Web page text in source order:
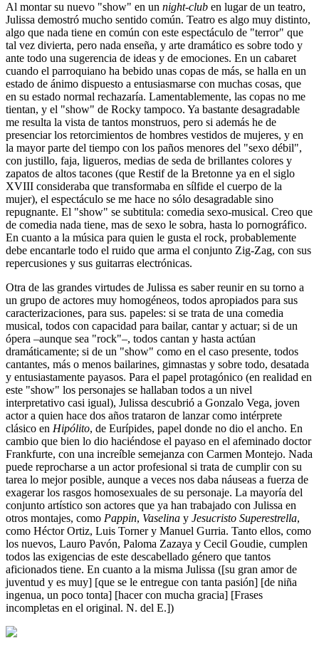
Al montar su nuevo "show" en un night-club en lugar de un teatro,
Julissa demostró mucho sentido común. Teatro es algo muy distinto,
algo que nada tiene en común con este espectáculo de "terror" que
tal vez divierta, pero nada enseña, y arte dramático es sobre todo y
ante todo una sugerencia de ideas y de emociones. En un cabaret
cuando el parroquiano ha bebido unas copas de más, se halla en un
estado de ánimo dispuesto a entusiasmarse con muchas cosas, que
en su estado normal rechazaría. Lamentablemente, las copas no me
tientan, y el "show" de Rocky tampoco. Ya bastante desagradable
me resulta la vista de tantos monstruos, pero si además he de
presenciar los retorcimientos de hombres vestidos de mujeres, y en
la mayor parte del tiempo con los paños menores del "sexo débil",
con justillo, faja, ligueros, medias de seda de brillantes colores y
zapatos de altos tacones (que Restif de la Bretonne ya en el siglo
XVIII consideraba que transformaba en sílfide el cuerpo de la
mujer), el espectáculo se me hace no sólo desagradable sino
repugnante. El "show" se subtitula: comedia sexo-musical. Creo que
de comedia nada tiene, mas de sexo le sobra, hasta lo pornográfico.
En cuanto a la música para quien le gusta el rock, probablemente
debe encantarle todo el ruido que arma el conjunto Zig-Zag, con sus
repercusiones y sus guitarras electrónicas.
Otra de las grandes virtudes de Julissa es saber reunir en su torno a
un grupo de actores muy homogéneos, todos apropiados para sus
caracterizaciones, para sus. papeles: si se trata de una comedia
musical, todos con capacidad para bailar, cantar y actuar; si de un
ópera –aunque sea "rock"–, todos cantan y hasta actúan
dramáticamente; si de un "show" como en el caso presente, todos
cantantes, más o menos bailarines, gimnastas y sobre todo, desatada
y entusiastamente payasos. Para el papel protagónico (en realidad en
este "show" los personajes se hallaban todos a un nivel
interpretativo casi igual), Julissa descubrió a Gonzalo Vega, joven
actor a quien hace dos años trataron de lanzar como intérprete
clásico en Hipólito, de Eurípides, papel donde no dio el ancho. En
cambio que bien lo dio haciéndose el payaso en el afeminado doctor
Frankfurte, con una increíble semejanza con Carmen Montejo. Nada
puede reprocharse a un actor profesional si trata de cumplir con su
tarea lo mejor posible, aunque a veces nos daba náuseas a fuerza de
exagerar los rasgos homosexuales de su personaje. La mayoría del
conjunto artístico son actores que ya han trabajado con Julissa en
otros montajes, como Pappin, Vaselina y Jesucristo Superestrella,
como Héctor Ortiz, Luis Torner y Manuel Gurria. Tanto ellos, como
los nuevos, Lauro Pavón, Paloma Zazaya y Cecil Goudie, cumplen
todos las exigencias de este descabellado género que tantos
aficionados tiene. En cuanto a la misma Julissa ([su gran amor de
juventud y es muy] [que se le entregue con tanta pasión] [de niña
ingenua, un poco tonta] [hacer con mucha gracia] [Frases
incompletas en el original. N. del E.])